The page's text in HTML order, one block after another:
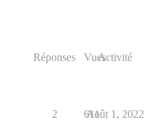
Réponses VuesActivité
2 611
Août 1, 2022